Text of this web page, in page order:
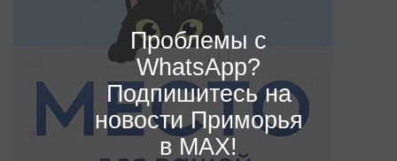
Проблемы с
WhatsApp?
Подпишитесь на
новости Приморья
в MAX!